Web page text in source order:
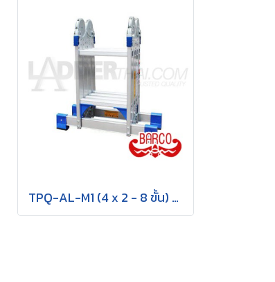
TPQ-AL-M1 (4 x 2 - 8 ขั้น) บันไดอเนกประสงค์อลูมิเนียม กาง พาด ทรง M "รุ่นข้อใหญ่" รุ่น M1 ขนาด 4 x 2 (8 ขั้น) BARCO